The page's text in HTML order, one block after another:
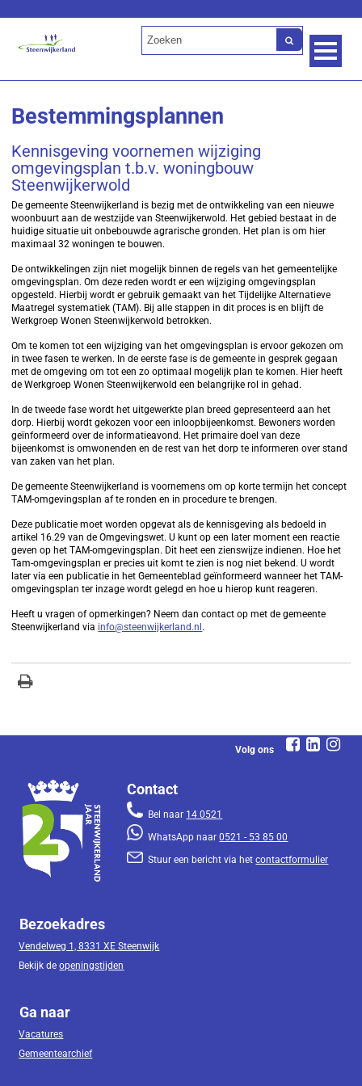
Bestemmingsplannen
Kennisgeving voornemen wijziging
omgevingsplan t.b.v. woningbouw
Steenwijkerwold
De gemeente Steenwijkerland is bezig met de ontwikkeling van een nieuwe
woonbuurt aan de westzijde van Steenwijkerwold. Het gebied bestaat in de
huidige situatie uit onbebouwde agrarische gronden. Het plan is om hier
maximaal 32 woningen te bouwen.
De ontwikkelingen zijn niet mogelijk binnen de regels van het gemeentelijke
omgevingsplan. Om deze reden wordt er een wijziging omgevingsplan
opgesteld. Hierbij wordt er gebruik gemaakt van het Tijdelijke Alternatieve
Maatregel systematiek (TAM). Bij alle stappen in dit proces is en blijft de
Werkgroep Wonen Steenwijkerwold betrokken.
Om te komen tot een wijziging van het omgevingsplan is ervoor gekozen om
in twee fasen te werken. In de eerste fase is de gemeente in gesprek gegaan
met de omgeving om tot een zo optimaal mogelijk plan te komen. Hier heeft
de Werkgroep Wonen Steenwijkerwold een belangrijke rol in gehad.
In de tweede fase wordt het uitgewerkte plan breed gepresenteerd aan het
dorp. Hierbij wordt gekozen voor een inloopbijeenkomst. Bewoners worden
geïnformeerd over de informatieavond. Het primaire doel van deze
bijeenkomst is omwonenden en de rest van het dorp te informeren over stand
van zaken van het plan.
De gemeente Steenwijkerland is voornemens om op korte termijn het concept
TAM-omgevingsplan af te ronden en in procedure te brengen.
Deze publicatie moet worden opgevat als de kennisgeving als bedoeld in
artikel 16.29 van de Omgevingswet. U kunt op een later moment een reactie
geven op het TAM-omgevingsplan. Dit heet een zienswijze indienen. Hoe het
Tam-omgevingsplan er precies uit komt te zien is nog niet bekend. U wordt
later via een publicatie in het Gemeenteblad geïnformeerd wanneer het TAM-
omgevingsplan ter inzage wordt gelegd en hoe u hierop kunt reageren.
Heeft u vragen of opmerkingen? Neem dan contact op met de gemeente
Steenwijkerland via info@steenwijkerland.nl .
Volg ons
Contact
Bel naar 14 0521
WhatsApp naar0521 - 53 85 00
Stuur een bericht via hetcontactformulier
Bezoekadres
Vendelweg 1, 8331 XE Steenwijk
Bekijk deopeningstijden
Ga naar
Vacatures
Gemeentearchief